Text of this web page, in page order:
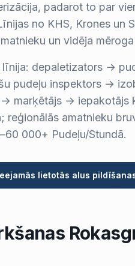
padarot to par
no KHS, Krones un
un vidēja
līnija: depaletizators →
pudeļu inspektors →
marķētājs →
reģionālās amatnieku
000+ Pudeļu/Stundā.
lietotās alus